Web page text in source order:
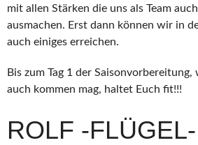
mit allen Stärken die uns als Team
ausmachen. Erst dann können wir in
auch einiges erreichen.
Bis zum Tag 1 der
auch kommen mag, haltet Euch fit!!!
ROLF -